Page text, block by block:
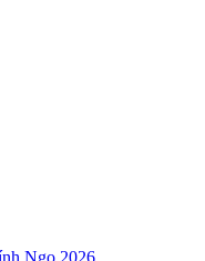
Ngọ 2026